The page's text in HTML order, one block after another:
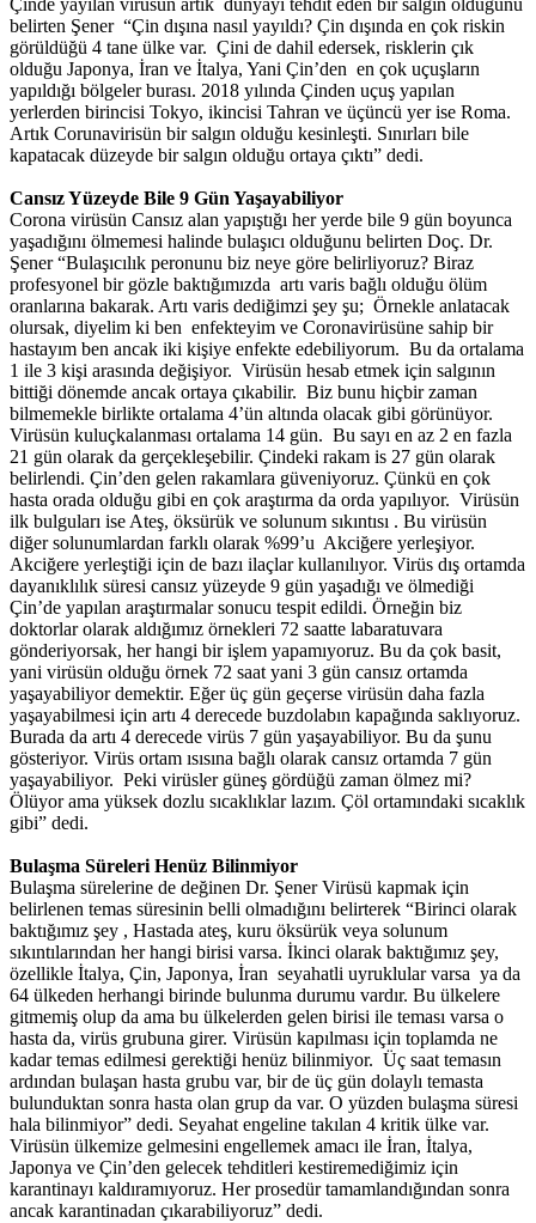
Çinde yayılan virüsün artık dünyayı tehdit eden bir salgın olduğunu
belirten Şener “Çin dışına nasıl yayıldı? Çin dışında en çok riskin
görüldüğü 4 tane ülke var. Çini de dahil edersek, risklerin çık
olduğu Japonya, İran ve İtalya, Yani Çin’den en çok uçuşların
yapıldığı bölgeler burası. 2018 yılında Çinden uçuş yapılan
yerlerden birincisi Tokyo, ikincisi Tahran ve üçüncü yer ise Roma.
Artık Corunavirisün bir salgın olduğu kesinleşti. Sınırları bile
kapatacak düzeyde bir salgın olduğu ortaya çıktı” dedi.
Cansız Yüzeyde Bile 9 Gün Yaşayabiliyor
Corona virüsün Cansız alan yapıştığı her yerde bile 9 gün boyunca
yaşadığını ölmemesi halinde bulaşıcı olduğunu belirten Doç. Dr.
Şener “Bulaşıcılık peronunu biz neye göre belirliyoruz? Biraz
profesyonel bir gözle baktığımızda artı varis bağlı olduğu ölüm
oranlarına bakarak. Artı varis dediğimzi şey şu; Örnekle anlatacak
olursak, diyelim ki ben enfekteyim ve Coronavirüsüne sahip bir
hastayım ben ancak iki kişiye enfekte edebiliyorum. Bu da ortalama
1 ile 3 kişi arasında değişiyor. Virüsün hesab etmek için salgının
bittiği dönemde ancak ortaya çıkabilir. Biz bunu hiçbir zaman
bilmemekle birlikte ortalama 4’ün altında olacak gibi görünüyor.
Virüsün kuluçkalanması ortalama 14 gün. Bu sayı en az 2 en fazla
21 gün olarak da gerçekleşebilir. Çindeki rakam is 27 gün olarak
belirlendi. Çin’den gelen rakamlara güveniyoruz. Çünkü en çok
hasta orada olduğu gibi en çok araştırma da orda yapılıyor. Virüsün
ilk bulguları ise Ateş, öksürük ve solunum sıkıntısı . Bu virüsün
diğer solunumlardan farklı olarak %99’u Akciğere yerleşiyor.
Akciğere yerleştiği için de bazı ilaçlar kullanılıyor. Virüs dış ortamda
dayanıklılık süresi cansız yüzeyde 9 gün yaşadığı ve ölmediği
Çin’de yapılan araştırmalar sonucu tespit edildi. Örneğin biz
doktorlar olarak aldığımız örnekleri 72 saatte labaratuvara
gönderiyorsak, her hangi bir işlem yapamıyoruz. Bu da çok basit,
yani virüsün olduğu örnek 72 saat yani 3 gün cansız ortamda
yaşayabiliyor demektir. Eğer üç gün geçerse virüsün daha fazla
yaşayabilmesi için artı 4 derecede buzdolabın kapağında saklıyoruz.
Burada da artı 4 derecede virüs 7 gün yaşayabiliyor. Bu da şunu
gösteriyor. Virüs ortam ısısına bağlı olarak cansız ortamda 7 gün
yaşayabiliyor. Peki virüsler güneş gördüğü zaman ölmez mi?
Ölüyor ama yüksek dozlu sıcaklıklar lazım. Çöl ortamındaki sıcaklık
gibi” dedi.
Bulaşma Süreleri Henüz Bilinmiyor
Bulaşma sürelerine de değinen Dr. Şener Virüsü kapmak için
belirlenen temas süresinin belli olmadığını belirterek “Birinci olarak
baktığımız şey , Hastada ateş, kuru öksürük veya solunum
sıkıntılarından her hangi birisi varsa. İkinci olarak baktığımız şey,
özellikle İtalya, Çin, Japonya, İran seyahatli uyruklular varsa ya da
64 ülkeden herhangi birinde bulunma durumu vardır. Bu ülkelere
gitmemiş olup da ama bu ülkelerden gelen birisi ile teması varsa o
hasta da, virüs grubuna girer. Virüsün kapılması için toplamda ne
kadar temas edilmesi gerektiği henüz bilinmiyor. Üç saat temasın
ardından bulaşan hasta grubu var, bir de üç gün dolaylı temasta
bulunduktan sonra hasta olan grup da var. O yüzden bulaşma süresi
hala bilinmiyor” dedi. Seyahat engeline takılan 4 kritik ülke var.
Virüsün ülkemize gelmesini engellemek amacı ile İran, İtalya,
Japonya ve Çin’den gelecek tehditleri kestiremediğimiz için
karantinayı kaldıramıyoruz. Her prosedür tamamlandığından sonra
ancak karantinadan çıkarabiliyoruz” dedi.